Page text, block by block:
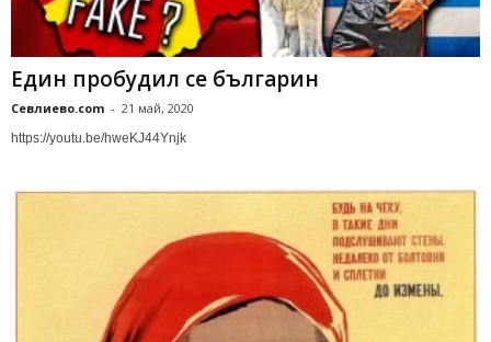
Един пробудил се българин
Севлиево.com - 21 май, 2020
https://youtu.be/hweKJ44Ynjk